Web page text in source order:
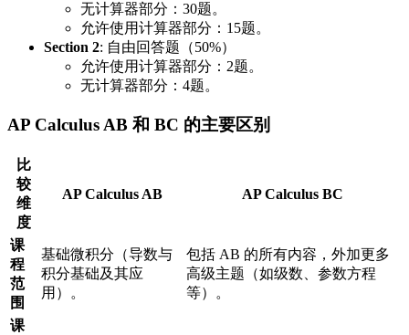
无计算器部分：30题。
允许使用计算器部分：15题。
Section 2: 自由回答题（50%）
允许使用计算器部分：2题。
无计算器部分：4题。
AP Calculus AB 和 BC 的主要区别
比
较
维
度
AP Calculus AB AP Calculus BC
课
程
范
围
基础微积分（导数与
积分基础及其应
用）。
包括 AB 的所有内容，外加更多
高级主题（如级数、参数方程
等）。
课